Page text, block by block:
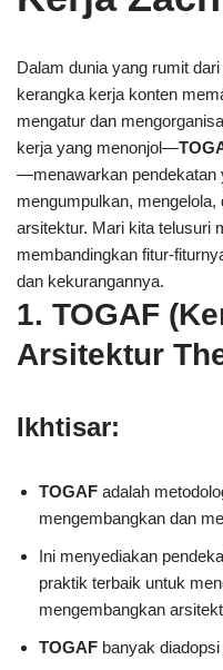
Dalam dunia yang rumit
kerangka kerja konten
mengatur dan
kerja yang menonjol—
—menawarkan pendekatan
mengumpulkan,
arsitektur. Mari kita telusuri
membandingkan fitur-
dan kekurangannya.
1. TOGAF
Arsitektur
Ikhtisar:
TOGAF adalah
mengembangkan dan
Ini menyediakan
praktik terbaik untuk
mengembangkan
TOGAF banyak